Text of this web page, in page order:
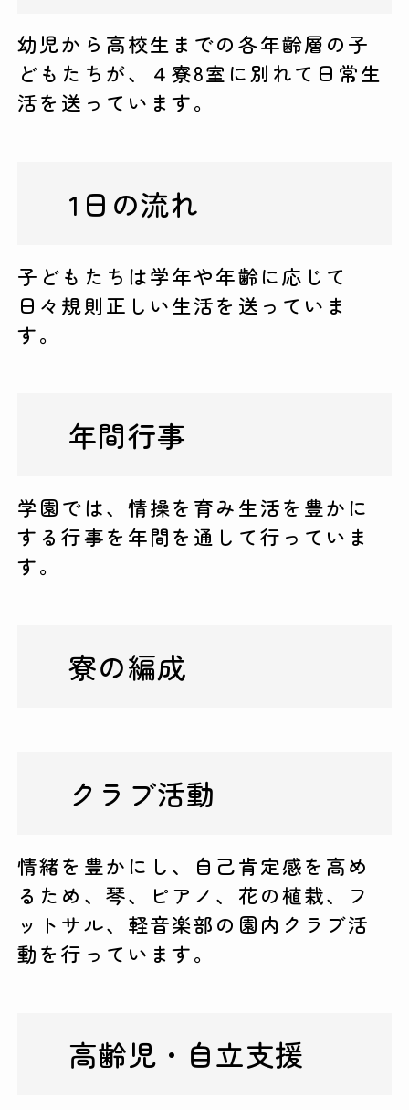
幼児から高校生までの各年齢層の子
どもたちが、４寮8室に別れて日常生
活を送っています。
1日の流れ
子どもたちは学年や年齢に応じて
日々規則正しい生活を送っていま
す。
年間行事
学園では、情操を育み生活を豊かに
する行事を年間を通して行っていま
す。
寮の編成
クラブ活動
情緒を豊かにし、自己肯定感を高め
るため、琴、ピアノ、花の植栽、フ
ットサル、軽音楽部の園内クラブ活
動を行っています。
高齢児・自立支援